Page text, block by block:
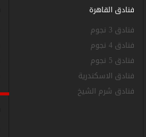
فنادق القاهرة
فنادق 3 نجوم
فنادق 4 نجوم
فنادق 5 نجوم
فنادق الاسكندرية
فنادق شرم الشيخ